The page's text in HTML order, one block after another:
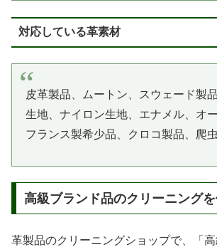
対応している革素材
皮革製品、ムートン、スウェード製
生地、ナイロン生地、エナメル、オ
フランス製希少品、クロコ製品、爬
高級ブランド品のクリーニング
革製品のクリーニングショップで、「